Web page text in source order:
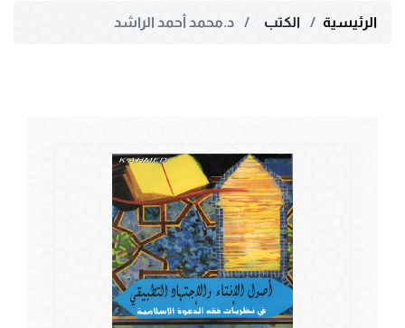
الرئيسية الكتب د.محمد أحمد الراشد